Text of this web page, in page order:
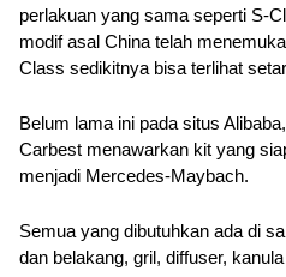
perlakuan yang sama seperti S-
modif asal China telah
Class sedikitnya bisa terlihat
Belum lama ini pada situs
Carbest menawarkan kit yang
menjadi Mercedes-Maybach.
Semua yang dibutuhkan ada di
dan belakang, gril, diffuser,